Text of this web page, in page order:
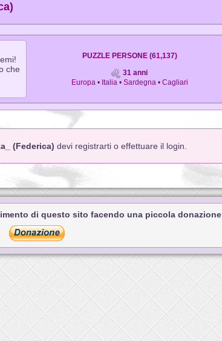
che
PUZZLE PERSONE (61,137)
31 anni
Europa • Italia • Sardegna • Cagliari
(Federica) devi registrarti o effettuare il login.
di questo sito facendo una piccola donazione